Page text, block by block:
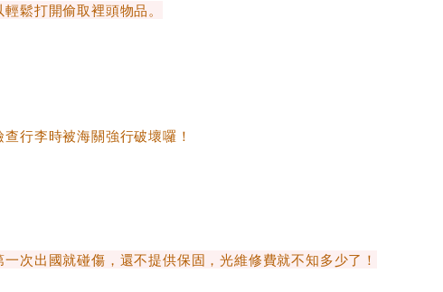
鬆打開偷取裡頭物品。
行李時被海關強行破壞囉！
次出國就碰傷，還不提供保固，光維修費就不知多少了！